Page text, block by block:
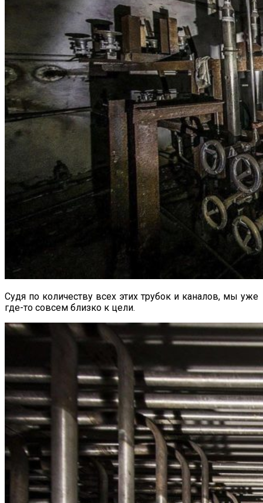
Судя по количеству всех этих трубок и каналов, мы уже
где-то совсем близко к цели.